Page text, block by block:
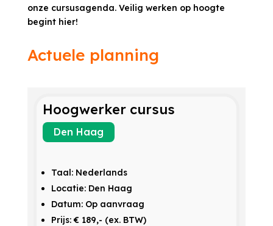
onze cursusagenda. Veilig werken op hoogte
begint hier!
Actuele planning
Hoogwerker cursus
Den Haag
Taal: Nederlands
Locatie: Den Haag
Datum: Op aanvraag
Prijs: € 189,- (ex. BTW)